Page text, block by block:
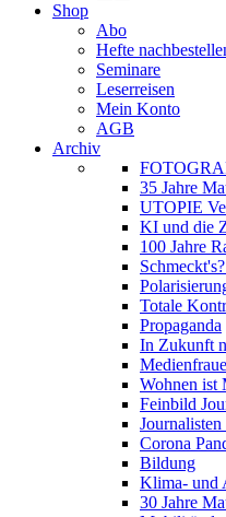
Shop
Abo
Hefte
Seminare
Leserreisen
Mein Konto
AGB
Archiv
35 Jahre
UTOPIE
KI und die
100 Jahre
Totale
Propaganda
In Zukunft
Wohnen ist
Feinbild
Corona
Bildung
Klima- und
30 Jahre